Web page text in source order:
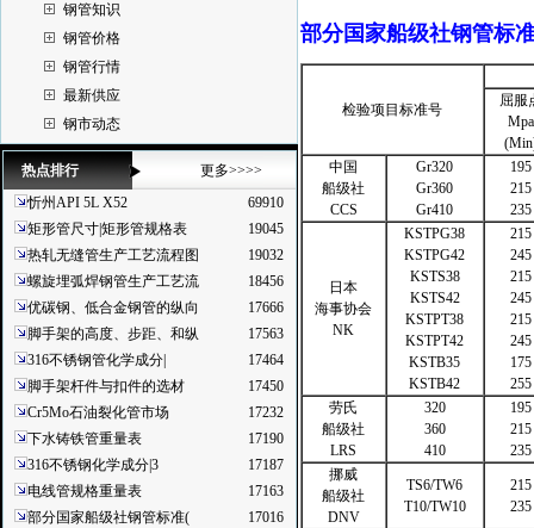
钢管知识
钢管价格
钢管行情
最新供应
钢市动态
热点排行
更多>>>>
忻州API 5L X52
69910
矩形管尺寸|矩形管规格表
19045
热轧无缝管生产工艺流程图
19032
螺旋埋弧焊钢管生产工艺流
18456
优碳钢、低合金钢管的纵向
17666
脚手架的高度、步距、和纵
17563
316不锈钢管化学成分|
17464
脚手架杆件与扣件的选材
17450
Cr5Mo石油裂化管市场
17232
下水铸铁管重量表
17190
316不锈钢化学成分|3
17187
电线管规格重量表
17163
部分国家船级社钢管标准(
17016
部分国家船级社钢管标
检验项目标准号
屈服
Mpa
中国
船级社
CCS
Gr320
Gr360
Gr410
195
215
235
日本
海事协会
NK
KSTPG38
KSTPG42
KSTS38
KSTS42
KSTPT38
KSTPT42
KSTB35
KSTB42
215
245
215
245
215
245
175
255
劳氏
船级社
LRS
320
360
410
195
215
235
挪威
船级社
DNV
TS6/TW6
T10/TW10
215
235